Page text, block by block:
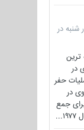
شنبه در
ترین
در
حفر
در
جمع